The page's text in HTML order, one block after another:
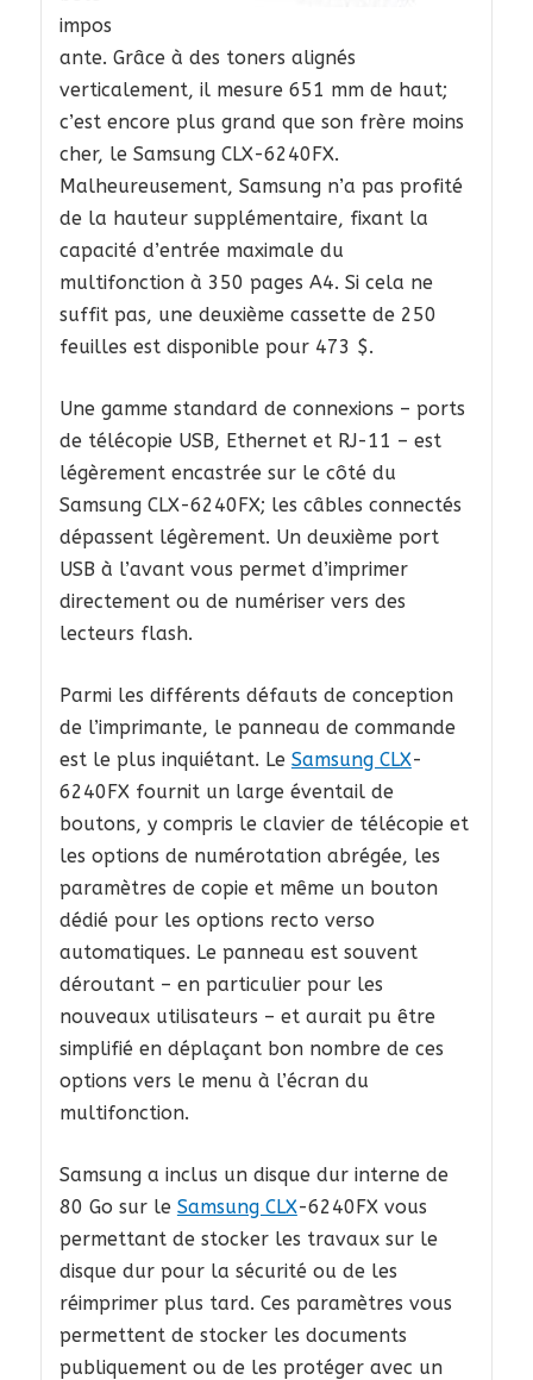
impos
ante. Grâce à des toners alignés
verticalement, il mesure 651 mm de haut;
c’est encore plus grand que son frère moins
cher, le Samsung CLX-6240FX.
Malheureusement, Samsung n’a pas profité
de la hauteur supplémentaire, fixant la
capacité d’entrée maximale du
multifonction à 350 pages A4. Si cela ne
suffit pas, une deuxième cassette de 250
feuilles est disponible pour 473 $.
Une gamme standard de connexions – ports
de télécopie USB, Ethernet et RJ-11 – est
légèrement encastrée sur le côté du
Samsung CLX-6240FX; les câbles connectés
dépassent légèrement. Un deuxième port
USB à l’avant vous permet d’imprimer
directement ou de numériser vers des
lecteurs flash.
Parmi les différents défauts de conception
de l’imprimante, le panneau de commande
est le plus inquiétant. Le Samsung CLX-
6240FX fournit un large éventail de
boutons, y compris le clavier de télécopie et
les options de numérotation abrégée, les
paramètres de copie et même un bouton
dédié pour les options recto verso
automatiques. Le panneau est souvent
déroutant – en particulier pour les
nouveaux utilisateurs – et aurait pu être
simplifié en déplaçant bon nombre de ces
options vers le menu à l’écran du
multifonction.
Samsung a inclus un disque dur interne de
80 Go sur le Samsung CLX-6240FX vous
permettant de stocker les travaux sur le
disque dur pour la sécurité ou de les
réimprimer plus tard. Ces paramètres vous
permettent de stocker les documents
publiquement ou de les protéger avec un